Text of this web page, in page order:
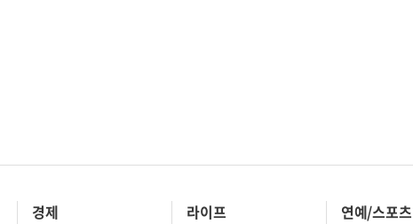
경제 라이프 연예/스포츠